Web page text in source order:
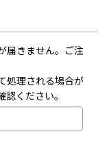
届きません。ご注
処理される場合が
ください。